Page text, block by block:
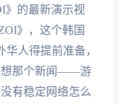
》的最新演示视
》，这个韩国
华人得提前准备，
想那个新闻——游
有稳定网络怎么